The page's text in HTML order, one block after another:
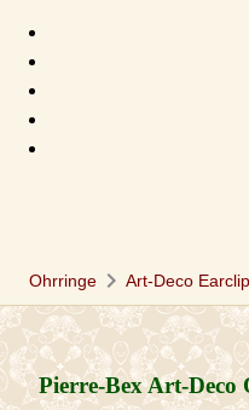
Ohrringe chevron_right Art-Deco
Pierre-Bex Art-Deco